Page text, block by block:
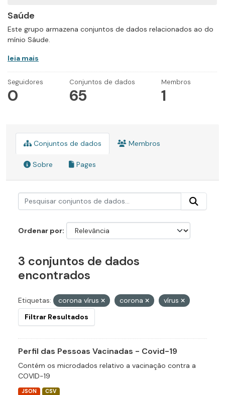
Saúde
Este grupo armazena conjuntos de dados relacionados ao do
mínio Sáude.
leia mais
Seguidores
0
Conjuntos de dados
65
Membros
1
Conjuntos de dados Membros
Sobre Pages
Ordenar por
3 conjuntos de dados
encontrados
Etiquetas: corona vírus corona
vírus
Filtrar Resultados
Perfil das Pessoas Vacinadas - Covid-19
Contém os microdados relativo a vacinação contra a
COVID-19
JSON CSV